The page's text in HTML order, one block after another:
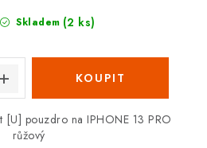
Skladem (2 ks)
pouzdro na IPHONE 13 PRO
růžový